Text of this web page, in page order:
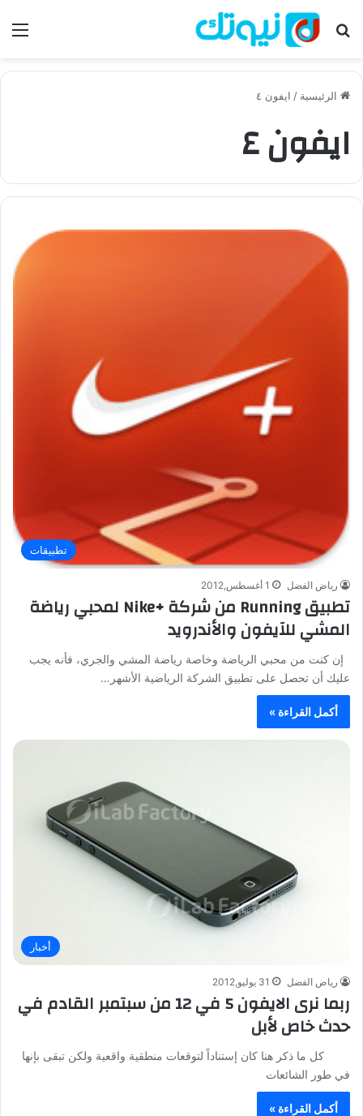
بحث عن
الرئيسية / ايفون ٤
ايفون ٤
تطبيقات
رياض الفضل 1 أغسطس,2012
تطبيق Running من شركة +Nike لمحبي رياضة
المشي للآيفون والأندرويد
إن كنت من محبي الرياضة وخاصة رياضة المشي والجري، فأنه يجب
عليك أن تحصل على تطبيق الشركة الرياضية الأشهر…
أكمل القراءة »
أخبار
رياض الفضل 31 يوليو,2012
ربما نرى الايفون 5 في 12 من سبتمبر القادم في
حدث خاص لأبل
كل ما ذكر هنا كان إستناداً لتوقعات منطقية واقعية ولكن تبقى بإنها
في طور الشائعات
أكمل القراءة »